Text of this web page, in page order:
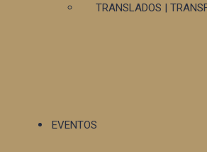
TRANSLADOS |
EVENTOS